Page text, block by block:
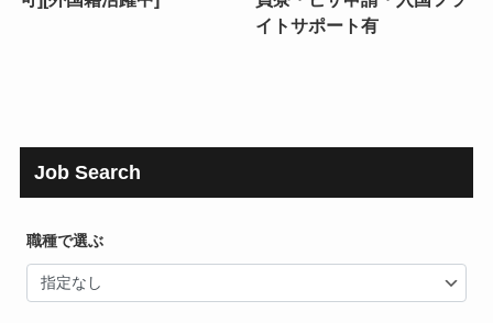
イトサポート有
Job Search
職種で選ぶ